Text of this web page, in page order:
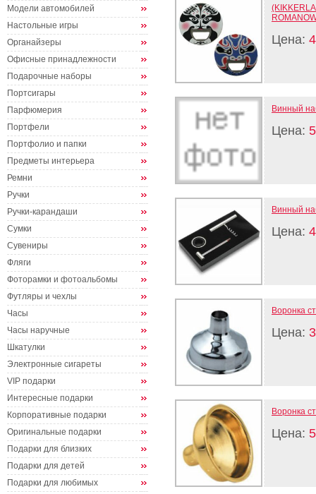
Модели автомобилей
Настольные игры
Органайзеры
Офисные принадлежности
Подарочные наборы
Портсигары
Парфюмерия
Портфели
Портфолио и папки
Предметы интерьера
Ремни
Ручки
Ручки-карандаши
Сумки
Сувениры
Фляги
Фоторамки и фотоальбомы
Футляры и чехлы
Часы
Часы наручные
Шкатулки
Электронные сигареты
VIP подарки
Интересные подарки
Корпоративные подарки
Оригинальные подарки
Подарки для близких
Подарки для детей
Подарки для любимых
Цена:
Винный
Цена:
Винный
Цена:
Воронка
Цена:
Воронка
Цена: